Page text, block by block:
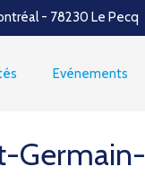
- 78230 Le Pecq
Evénements
Germain-